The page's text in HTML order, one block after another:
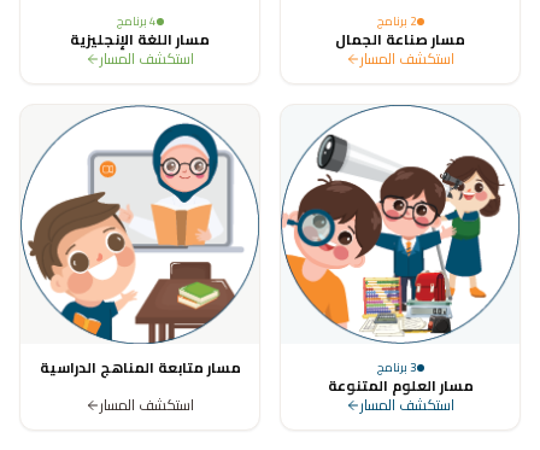
2 برنامج
مسار صناعة الجمال
استكشف المسار
4برنامج
مسار اللغة الإنجليزية
استكشف المسار
3برنامج
مسار العلوم المتنوعة
استكشف المسار
مسار متابعة المناهج الدراسية
استكشف المسار